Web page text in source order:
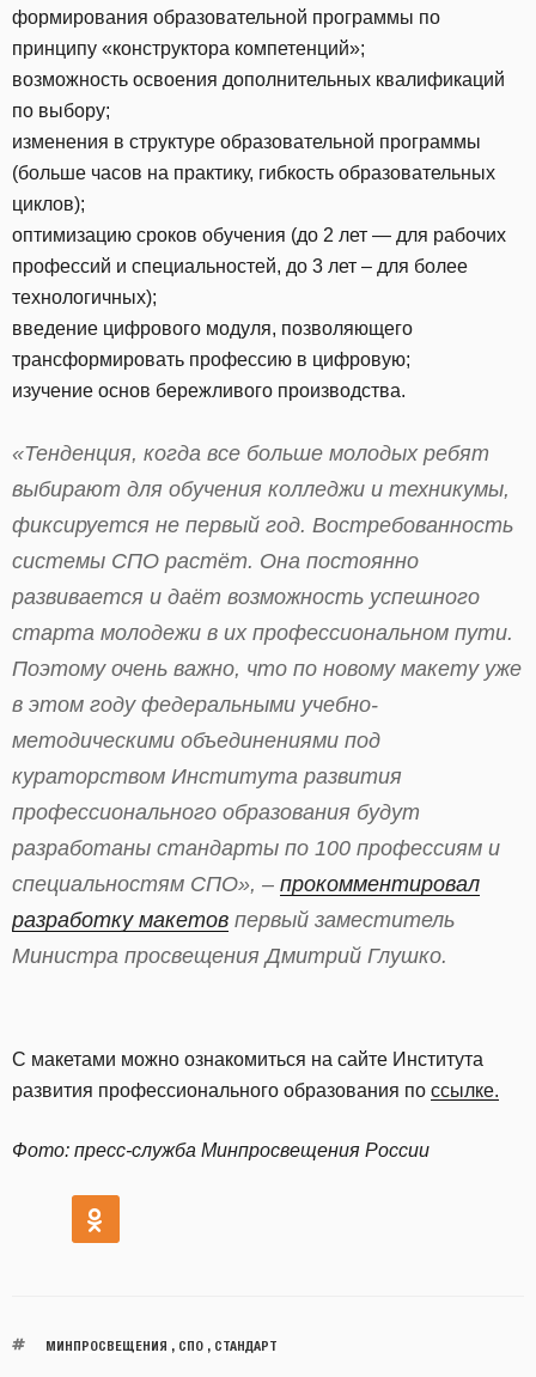
формирования образовательной программы по
принципу «конструктора компетенций»;
возможность освоения дополнительных квалификаций
по выбору;
изменения в структуре образовательной программы
(больше часов на практику, гибкость образовательных
циклов);
оптимизацию сроков обучения (до 2 лет — для рабочих
профессий и специальностей, до 3 лет – для более
технологичных);
введение цифрового модуля, позволяющего
трансформировать профессию в цифровую;
изучение основ бережливого производства.
«Тенденция, когда все больше молодых ребят
выбирают для обучения колледжи и техникумы,
фиксируется не первый год. Востребованность
системы СПО растёт. Она постоянно
развивается и даёт возможность успешного
старта молодежи в их профессиональном пути.
Поэтому очень важно, что по новому макету уже
в этом году федеральными учебно-
методическими объединениями под
кураторством Института развития
профессионального образования будут
разработаны стандарты по 100 профессиям и
специальностям СПО», – прокомментировал
разработку макетов первый заместитель
Министра просвещения Дмитрий Глушко.
С макетами можно ознакомиться на сайте Института
развития профессионального образования по ссылке.
Фото: пресс-служба Минпросвещения России
МИНПРОСВЕЩЕНИЯ , СПО, СТАНДАРТ